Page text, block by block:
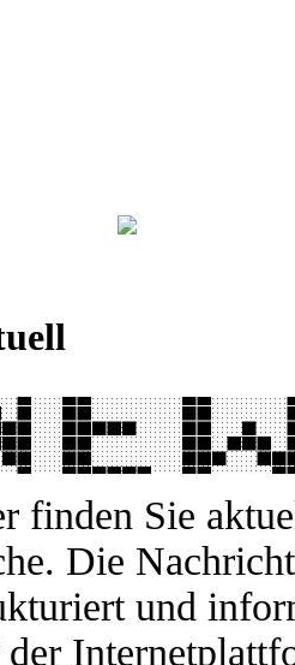
finden Sie
Die
und
der